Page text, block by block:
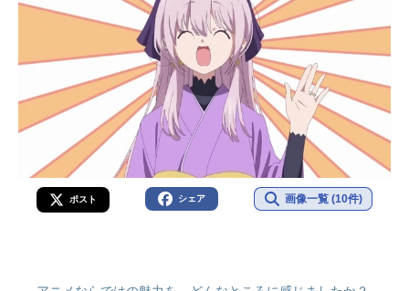
ポスト シェア 画像一覧 (10件)